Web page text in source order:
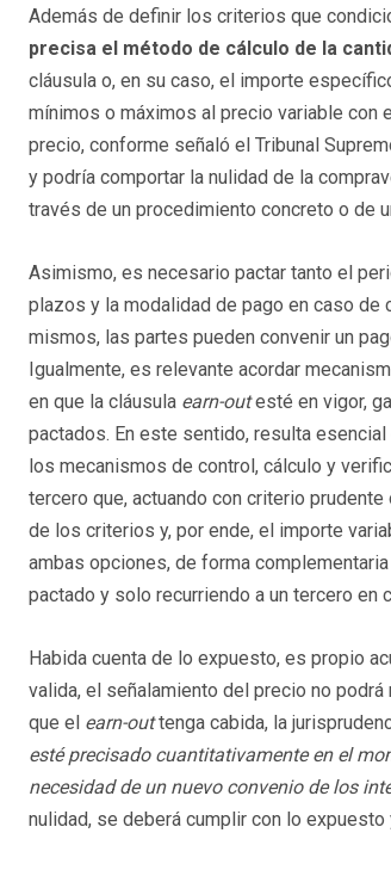
Además de definir los criterios que
precisa el método de cálculo de la
cláusula o, en su caso, el importe
mínimos o máximos al precio variable con
precio, conforme señaló el Tribunal
y podría comportar la nulidad de la
través de un procedimiento concreto o de
Asimismo, es necesario pactar tanto el
plazos y la modalidad de pago en caso
mismos, las partes pueden convenir un
Igualmente, es relevante acordar
en que la cláusula earn-outesté en vigor,
pactados. En este sentido, resulta
los mecanismos de control, cálculo y
tercero que, actuando con criterio
de los criterios y, por ende, el importe
ambas opciones, de forma
pactado y solo recurriendo a un tercero en
Habida cuenta de lo expuesto, es propio
valida, el señalamiento del precio no
que el earn-outtenga cabida, la
esté precisado cuantitativamente en el
necesidad de un nuevo convenio de los
nulidad, se deberá cumplir con lo